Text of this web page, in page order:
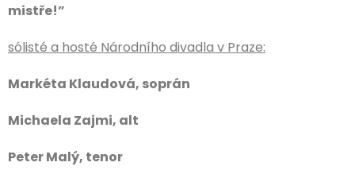
mistře!”
sólisté a hosté Národního divadla v Praze:
Markéta Klaudová, soprán
Michaela Zajmi, alt
Peter Malý, tenor